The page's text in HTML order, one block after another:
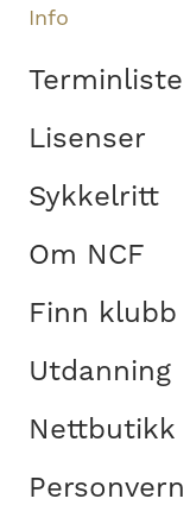
Info
Terminliste
Lisenser
Sykkelritt
Om NCF
Finn klubb
Utdanning
Nettbutikk
Personvern